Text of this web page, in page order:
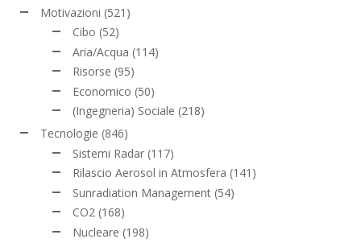
Motivazioni (521)
Cibo (52)
Aria/Acqua (114)
Risorse (95)
Economico (50)
(Ingegneria) Sociale (218)
Tecnologie (846)
Sistemi Radar (117)
Rilascio Aerosol in Atmosfera (141)
Sunradiation Management (54)
CO2 (168)
Nucleare (198)